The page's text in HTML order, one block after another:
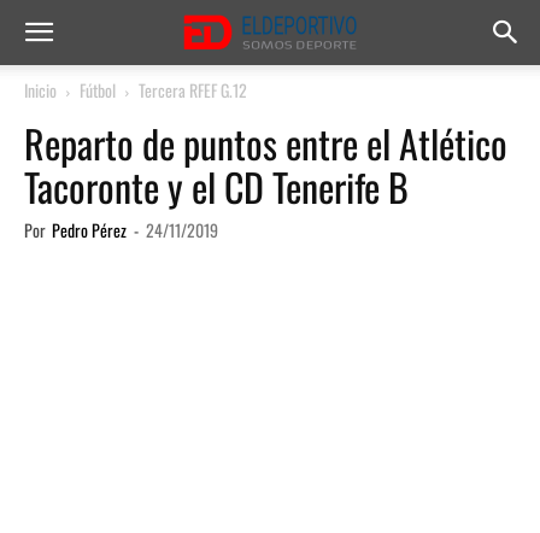
Inicio Fútbol Tercera RFEF G.12
Reparto de puntos entre el Atlético
Tacoronte y el CD Tenerife B
Por Pedro Pérez - 24/11/2019